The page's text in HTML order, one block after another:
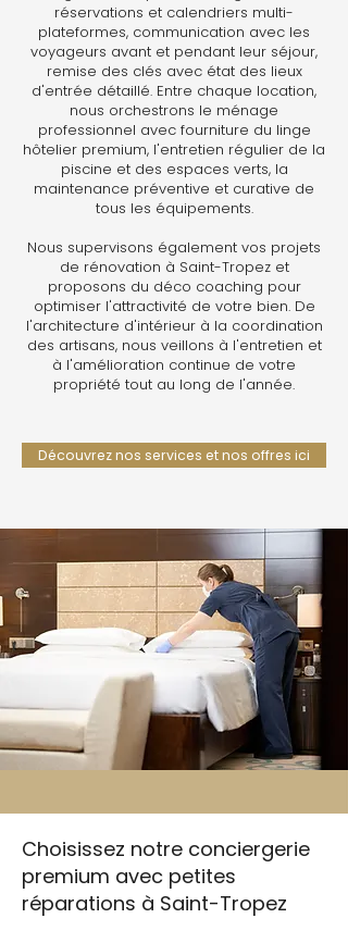
réservations et calendriers multi-
plateformes, communication avec les
voyageurs avant et pendant leur séjour,
remise des clés avec état des lieux
d'entrée détaillé. Entre chaque location,
nous orchestrons le ménage
professionnel avec fourniture du linge
hôtelier premium, l'entretien régulier de la
piscine et des espaces verts, la
maintenance préventive et curative de
tous les équipements.
Nous supervisons également vos projets
de rénovation à Saint-Tropez et
proposons du déco coaching pour
optimiser l'attractivité de votre bien. De
l'architecture d'intérieur à la coordination
des artisans, nous veillons à l'entretien et
à l'amélioration continue de votre
propriété tout au long de l'année.
Découvrez nos services et nos offres ici
Choisissez notre conciergerie
premium avec petites
réparations à Saint-Tropez